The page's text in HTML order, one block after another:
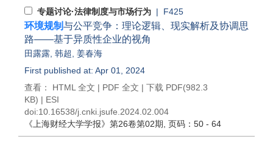
专题讨论·法律制度与市场行为 | F425
环境规制与公平竞争：理论逻辑、现实解析及协调思
路——基于异质性企业的视角
田露露 韩超
姜春海
First published at: Apr 01, 2024
查看： HTML 全文 | PDF 全文 | 下载 PDF(982.3
KB) | ESI
doi:10.16538/j.cnki.jsufe.2024.02.004
《上海财经大学学报》 第26卷第02期 , 页码：50 - 64